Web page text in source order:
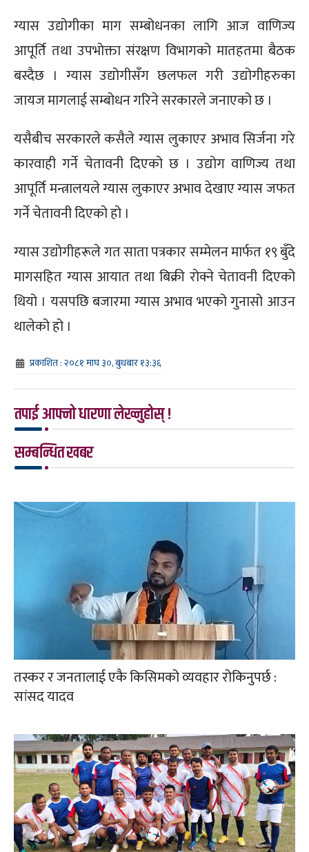
ग्यास उद्योगीका माग सम्बोधनका लागि आज वाणिज्य
आपूर्ति तथा उपभोक्ता संरक्षण विभागको मातहतमा बैठक
बस्दैछ । ग्यास उद्योगीसँग छलफल गरी उद्योगीहरुका
जायज मागलाई सम्बोधन गरिने सरकारले जनाएको छ ।
यसैबीच सरकारले कसैले ग्यास लुकाएर अभाव सिर्जना गरे
कारवाही गर्ने चेतावनी दिएको छ । उद्योग वाणिज्य तथा
आपूर्ति मन्त्रालयले ग्यास लुकाएर अभाव देखाए ग्यास जफत
गर्ने चेतावनी दिएको हो ।
ग्यास उद्योगीहरूले गत साता पत्रकार सम्मेलन मार्फत १९ बुँदे
मागसहित ग्यास आयात तथा बिक्री रोक्ने चेतावनी दिएको
थियो । यसपछि बजारमा ग्यास अभाव भएको गुनासो आउन
थालेको हो ।
प्रकाशित : २०८१ माघ ३०, बुधबार १३:३६
तपाई आफ्नो धारणा लेख्नुहोस् !
सम्बन्धित खबर
तस्कर र जनतालाई एकै किसिमको व्यवहार रोकिनुपर्छ :
सांसद यादव